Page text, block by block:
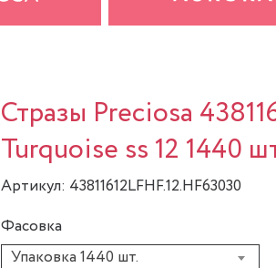
Стразы Preciosa
Turquoise ss 12 1440
Артикул: 43811612LFHF.12.HF63030
Фасовка
Упаковка 1440 шт.